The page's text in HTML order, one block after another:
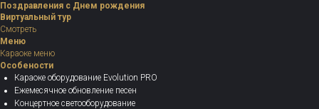
Поздравления с Днем рождения
Виртуальный тур
Смотреть
Меню
Караоке меню
Особености
Караоке оборудование Evolution PRO
Ежемесячное обновление песен
Концертное светооборудование